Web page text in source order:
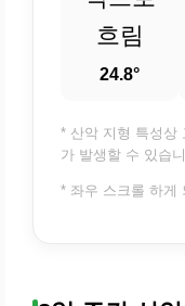
흐림
24.8°
* 산악 지형 특성상
가 발생할 수 있습
* 좌우 스크롤 하게